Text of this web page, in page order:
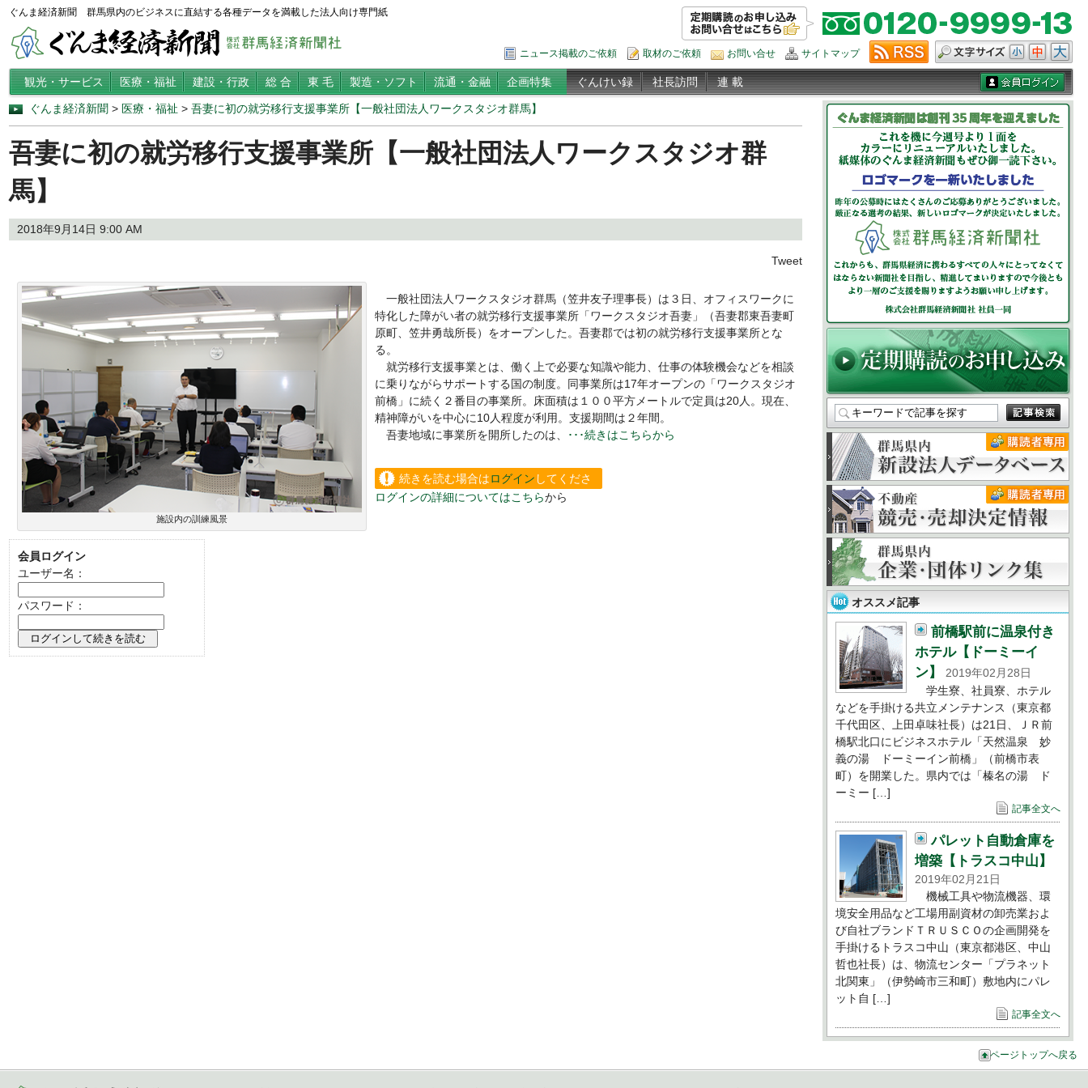
ぐんま経済新聞 群馬県内のビジネスに直結する各種データを満載した法人向け専門紙
ニュース掲載のご依頼 取材のご依頼 お問い合せ サイトマップ
観光・サービス 医療・福祉 建設・行政 総 合 東 毛 製造・ソフト 流通・金融 企画特集 ぐんけい録 社長訪問 連 載
ぐんま経済新聞 > 医療・福祉 > 吾妻に初の就労移行支援事業所【一般社団法人ワークスタジオ群馬】
吾妻に初の就労移行支援事業所【一般社団法人ワークスタジオ群
馬】
2018年9月14日 9:00 AM
Tweet
施設内の訓練風景
一般社団法人ワークスタジオ群馬（笠井友子理事長）は３日、オフィスワークに
特化した障がい者の就労移行支援事業所「ワークスタジオ吾妻」（吾妻郡東吾妻町
原町、笠井勇哉所長）をオープンした。吾妻郡では初の就労移行支援事業所とな
る。
就労移行支援事業とは、働く上で必要な知識や能力、仕事の体験機会などを相談
に乗りながらサポートする国の制度。同事業所は17年オープンの「ワークスタジオ
前橋」に続く２番目の事業所。床面積は１００平方メートルで定員は20人。現在、
精神障がいを中心に10人程度が利用。支援期間は２年間。
吾妻地域に事業所を開所したのは、
･･･続きはこちらから
続きを読む場合はログイン してくださ
い。
ログインの詳細についてはこちらから
会員ログイン
ユーザー名：
パスワード： オススメ記事
前橋駅前に温泉付き
ホテル【ドーミーイ
ン】
2019年02月28日
学生寮、社員寮、ホテル
などを手掛ける共立メンテナンス（東京都
千代田区、上田卓味社長）は21日、ＪＲ前
橋駅北口にビジネスホテル「天然温泉 妙
義の湯 ドーミーイン前橋」（前橋市表
町）を開業した。県内では「榛名の湯 ド
ーミー […]
記事全文へ
パレット自動倉庫を
増築【トラスコ中山】
2019年02月21日
機械工具や物流機器、環
境安全用品など工場用副資材の卸売業およ
び自社ブランドＴＲＵＳＣＯの企画開発を
手掛けるトラスコ中山（東京都港区、中山
哲也社長）は、物流センター「プラネット
北関東」（伊勢崎市三和町）敷地内にパレ
ット自 […]
記事全文へ
ページトップへ戻る